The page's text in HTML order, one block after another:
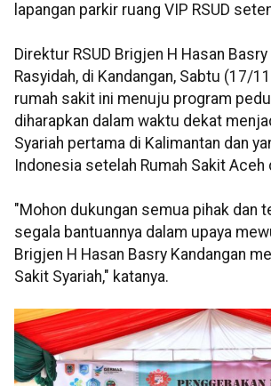
lapangan parkir ruang VIP RSUD
Direktur RSUD Brigjen H Hasan
Rasyidah, di Kandangan, Sabtu (17/
rumah sakit ini menuju program
diharapkan dalam waktu dekat
Syariah pertama di Kalimantan dan
Indonesia setelah Rumah Sakit Aceh
"Mohon dukungan semua pihak dan
segala bantuannya dalam upaya
Brigjen H Hasan Basry Kandangan
Sakit Syariah," katanya.